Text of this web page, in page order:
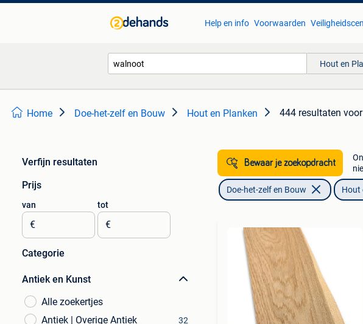
Help en info Voorwaarden
Hout en
Home Doe-het-zelf en Bouw Hout en Planken 444 resultaten
Verfijn resultaten
Prijs
van
€
tot
€
Categorie
Antiek en Kunst
Alle zoekertjes
Antiek | Overige Antiek
32
Bewaar je zoekopdracht
Doe-het-zelf en Bouw Hout